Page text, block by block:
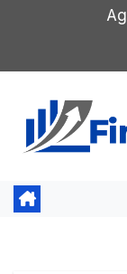
contenido